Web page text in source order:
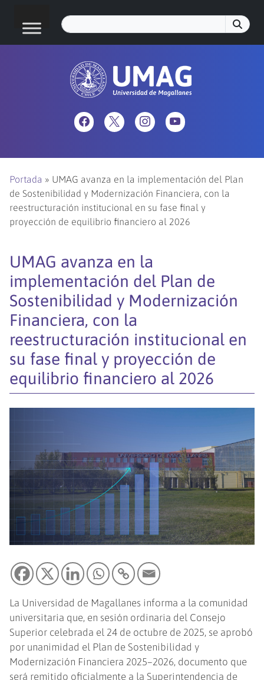
Portada » UMAG avanza en la implementación del Plan
de Sostenibilidad y Modernización Financiera, con la
reestructuración institucional en su fase final y
proyección de equilibrio financiero al 2026
UMAG avanza en la
implementación del Plan de
Sostenibilidad y Modernización
Financiera, con la
reestructuración institucional en
su fase final y proyección de
equilibrio financiero al 2026
La Universidad de Magallanes informa a la comunidad
universitaria que, en sesión ordinaria del Consejo
Superior celebrada el 24 de octubre de 2025, se aprobó
por unanimidad el Plan de Sostenibilidad y
Modernización Financiera 2025–2026, documento que
será remitido oficialmente a la Superintendencia de